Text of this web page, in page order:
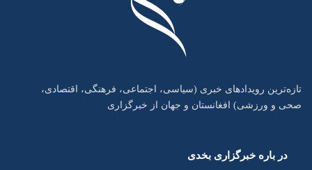
تازه‌ترین رویدادهای خبری (سیاسی، اجتماعی، فرهنگی، اقتصادی،
صحی و ورزشی) افغانستان و جهان از خبرگزاری
در باره خبرگزاری بخدی